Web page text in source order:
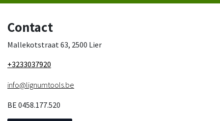
Contact
Mallekotstraat 63, 2500 Lier
+3233037920
info@lignumtools.be
BE 0458.177.520